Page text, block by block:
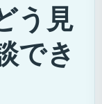
う見
でき